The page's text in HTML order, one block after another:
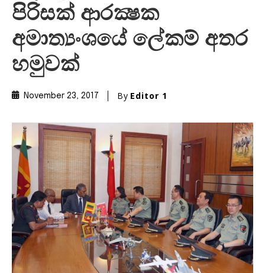
පිරිසක් ආරක්‍ෂක
අමාත්‍යංශයේ ලේකම් අතර
හමුවක්
November 23, 2017 By Editor 1